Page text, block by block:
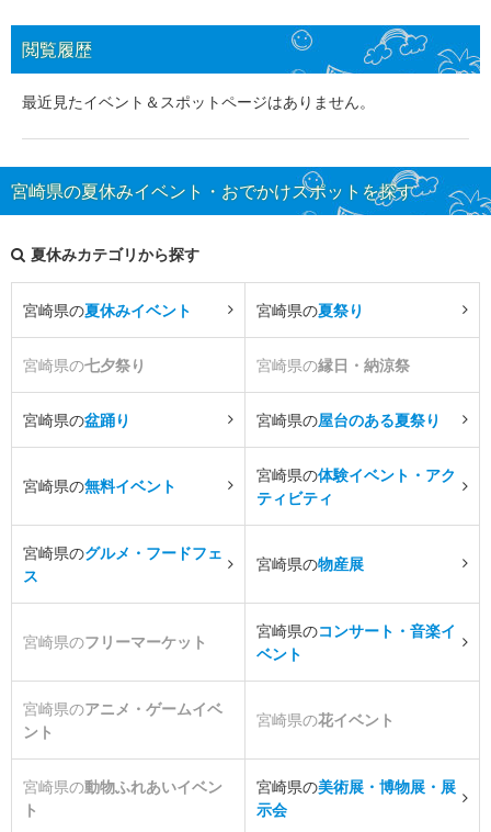
閲覧履歴
最近見たイベント＆スポットページはありません。
宮崎県の夏休みイベント・おでかけスポットを探す
夏休みカテゴリから探す
宮崎県の夏休みイベント 宮崎県の夏祭り
宮崎県の七夕祭り 宮崎県の縁日・納涼祭
宮崎県の盆踊り 宮崎県の屋台のある夏祭り
宮崎県の無料イベント
宮崎県の体験イベント・アク
ティビティ
宮崎県のグルメ・フードフェ
ス
宮崎県の物産展
宮崎県のフリーマーケット
宮崎県のコンサート・音楽イ
ベント
宮崎県のアニメ・ゲームイベ
ント
宮崎県の花イベント
宮崎県の動物ふれあいイベン
ト
宮崎県の美術展・博物展・展
示会